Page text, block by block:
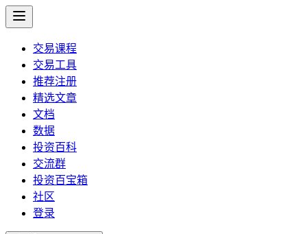
交易课程
交易工具
推荐注册
精选文章
文档
数据
投资百科
交流群
投资百宝箱
社区
登录